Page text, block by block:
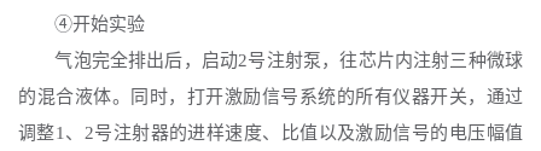
④开始实验
气泡完全排出后，启动2号注射泵，往芯片内注射三种微球
的混合液体。同时，打开激励信号系统的所有仪器开关，通过
调整1、2号注射器的进样速度、比值以及激励信号的电压幅值